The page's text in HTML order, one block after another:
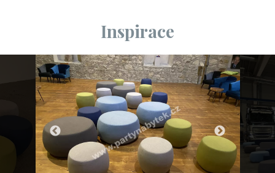
Inspirace